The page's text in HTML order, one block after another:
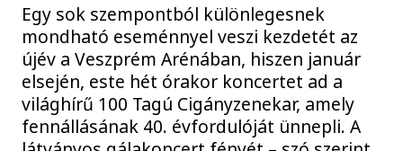
Egy sok szempontból különlegesnek
mondható eseménnyel veszi kezdetét az
újév a Veszprém Arénában, hiszen január
elsején, este hét órakor koncertet ad a
világhírű 100 Tagú Cigányzenekar, amely
fennállásának 40. évfordulóját ünnepli. A